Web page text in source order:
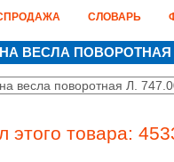
СЛОВАРЬ
ВЕСЛА ПОВОРОТНАЯ
этого товара: